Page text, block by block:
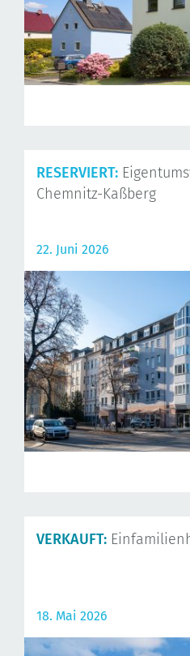
RESERVIERT:
Chemnitz-Kaßberg
22. Juni 2026
VERKAUFT:
18. Mai 2026